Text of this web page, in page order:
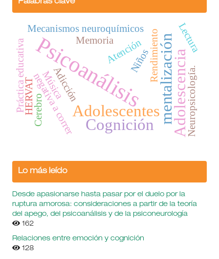
Palabras clave
Psicoanálisis
Adolescentesmentalización
Cognición Adolescencia
Mecanismos neuroquímicos
Atención
negativa a correr
Rendimiento
Niños
Adicción
Lectura
Neuropsicología.
Práctica educativaHERVATMúsica
Cerebro
Memoria
Lo más leído
Desde apasionarse hasta pasar por el duelo por la
ruptura amorosa: consideraciones a partir de la teoría
del apego, del psicoanálisis y de la psiconeurología
162
Relaciones entre emoción y cognición
128